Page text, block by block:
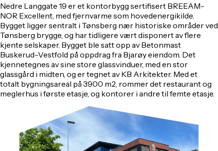
Nedre Langgate 19 er et kontorbygg sertifisert BREEAM-
NOR Excellent, med fjernvarme som hovedenergikilde.
Bygget ligger sentralt i Tønsberg nær historiske områder ved
Tønsberg brygge, og har tidligere vært disponert av flere
kjente selskaper. Bygget ble satt opp av Betonmast
Buskerud-Vestfold på oppdrag fra Bjarøy eiendom. Det
kjennetegnes av sine store glassvinduer, med en stor
glassgård i midten, og er tegnet av KB Arkitekter. Med et
totalt bygningsareal på 3900 m2, rommer det restaurant og
meglerhus i første etasje, og kontorer i andre til femte etasje.